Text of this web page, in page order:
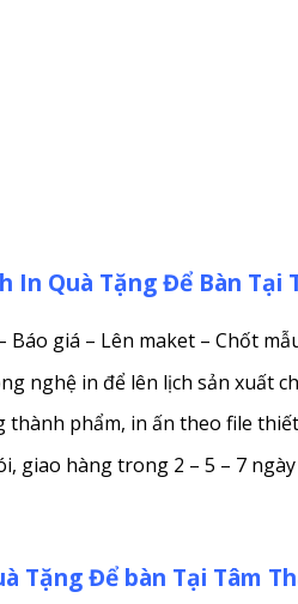
In Quà Tặng Để Bàn Tại
Báo giá – Lên maket – Chốt
nghệ in để lên lịch sản xuất
thành phẩm, in ấn theo file
giao hàng trong 2 – 5 – 7
Tặng Để bàn Tại Tâm